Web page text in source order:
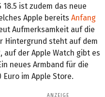
ist zudem das neue
Apple bereits Anfang
Aufmerksamkeit auf die
Hintergrund steht auf dem
auf der Apple Watch gibt es
neues Armband für die
im Apple Store.